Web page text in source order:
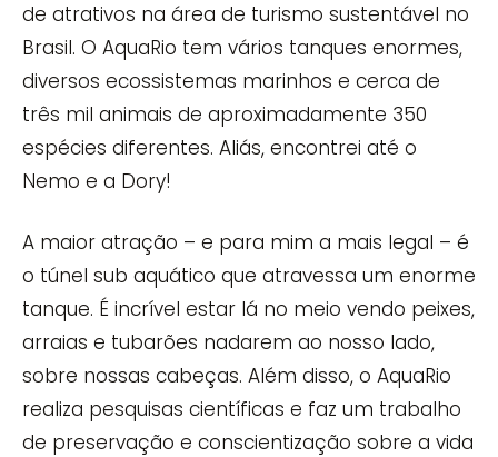
de atrativos na área de turismo sustentável no
Brasil. O AquaRio tem vários tanques enormes,
diversos ecossistemas marinhos e cerca de
três mil animais de aproximadamente 350
espécies diferentes. Aliás, encontrei até o
Nemo e a Dory!
A maior atração – e para mim a mais legal – é
o túnel sub aquático que atravessa um enorme
tanque. É incrível estar lá no meio vendo peixes,
arraias e tubarões nadarem ao nosso lado,
sobre nossas cabeças. Além disso, o AquaRio
realiza pesquisas científicas e faz um trabalho
de preservação e conscientização sobre a vida